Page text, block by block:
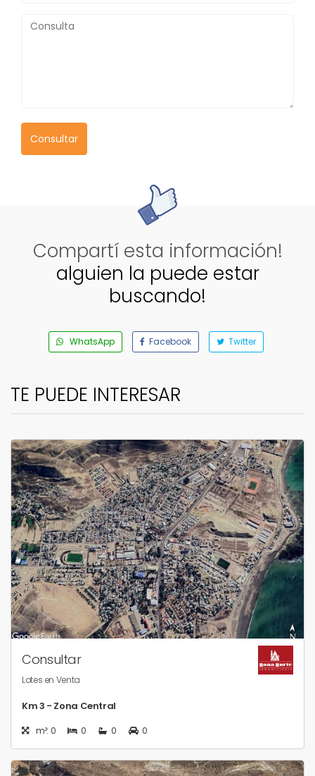
Consultar
Compartí esta información!
alguien la puede estar
buscando!
WhatsApp Facebook Twitter
TE PUEDE INTERESAR
Consultar
Lotes en Venta
Km 3 - Zona Central
m²: 0 0 0 0